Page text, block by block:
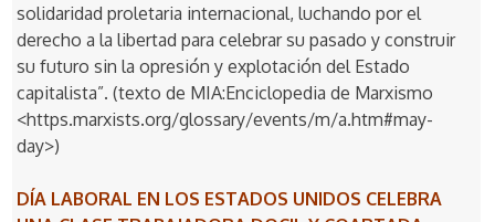
solidaridad proletaria internacional, luchando por el
derecho a la libertad para celebrar su pasado y construir
su futuro sin la opresión y explotación del Estado
capitalista”. (texto de MIA:Enciclopedia de Marxismo
<https.marxists.org/glossary/events/m/a.htm#may-
day>)
DÍA LABORAL EN LOS ESTADOS UNIDOS CELEBRA